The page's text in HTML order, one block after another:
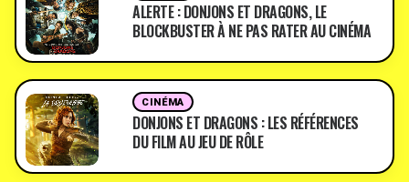
ALERTE : DONJONS ET DRAGONS, LE
BLOCKBUSTER À NE PAS RATER AU CINÉMA
CINÉMA
DONJONS ET DRAGONS : LES RÉFÉRENCES
DU FILM AU JEU DE RÔLE